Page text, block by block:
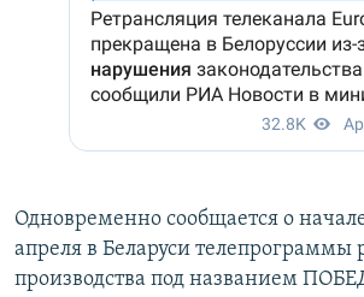
Одновременно сообщается о
апреля в Беларуси телепрограммы
производства под названием